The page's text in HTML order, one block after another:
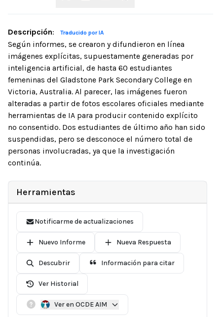
Descripción: Traducido por IA
Según informes, se crearon y difundieron en línea
imágenes explícitas, supuestamente generadas por
inteligencia artificial, de hasta 60 estudiantes
femeninas del Gladstone Park Secondary College en
Victoria, Australia. Al parecer, las imágenes fueron
alteradas a partir de fotos escolares oficiales mediante
herramientas de IA para producir contenido explícito
no consentido. Dos estudiantes de último año han sido
suspendidas, pero se desconoce el número total de
personas involucradas, ya que la investigación
continúa.
Herramientas
Notificarme de actualizaciones
Nuevo Informe Nueva Respuesta
Descubrir Información para citar
Ver Historial
Ver en OCDE AIM